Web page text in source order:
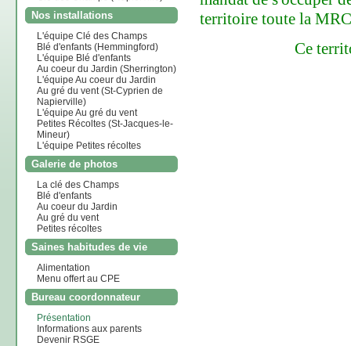
Nos installations
L'équipe Clé des Champs
Blé d'enfants (Hemmingford)
L'équipe Blé d'enfants
Au coeur du Jardin (Sherrington)
L'équipe Au coeur du Jardin
Au gré du vent (St-Cyprien de
Napierville)
L'équipe Au gré du vent
Petites Récoltes (St-Jacques-le-
Mineur)
L'équipe Petites récoltes
Galerie de photos
La clé des Champs
Blé d'enfants
Au coeur du Jardin
Au gré du vent
Petites récoltes
Saines habitudes de vie
Alimentation
Menu offert au CPE
Bureau coordonnateur
Présentation
Informations aux parents
Devenir RSGE
territoire toute la
Ce